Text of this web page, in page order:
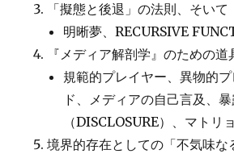
「擬態と後退」の法則、そい
明晰夢、RECURSIVE
『メディア解剖学』のための道
規範的プレイヤー、異物的
ド、メディアの自己言及、暴
（DISCLOSURE）、マトリ
境界的存在としての「不気味な